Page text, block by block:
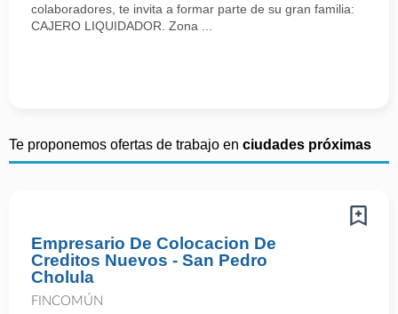
colaboradores, te invita a formar parte de su gran familia:
CAJERO LIQUIDADOR. Zona ...
Te proponemos ofertas de trabajo en ciudades próximas
Empresario De Colocacion De
Creditos Nuevos - San Pedro
Cholula
FINCOMÚN